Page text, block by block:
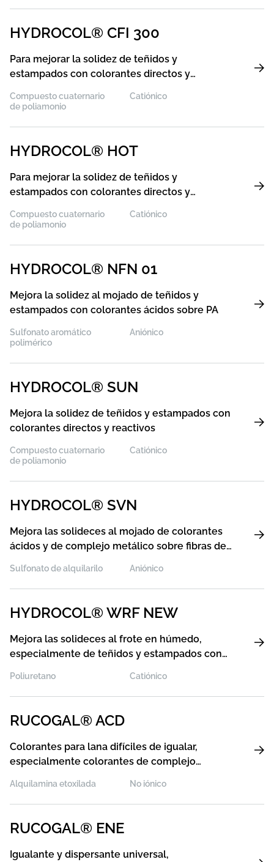
HYDROCOL® CFI 300
Para mejorar la solidez de teñidos y
estampados con colorantes directos y
solideces al cloro
Compuesto cuaternario
de poliamonio
Catiónico
HYDROCOL® HOT
Para mejorar la solidez de teñidos y
estampados con colorantes directos y
solidez al lavado a temperaturas altas
Compuesto cuaternario
de poliamonio
Catiónico
HYDROCOL® NFN 01
Mejora la solidez al mojado de teñidos y
estampados con colorantes ácidos sobre PA
Sulfonato aromático
polimérico
Aniónico
HYDROCOL® SUN
Mejora la solidez de teñidos y estampados con
colorantes directos y reactivos
Compuesto cuaternario
de poliamonio
Catiónico
HYDROCOL® SVN
Mejora las solideces al mojado de colorantes
ácidos y de complejo metálico sobre fibras de
Sulfonato de alquilarilo Aniónico
HYDROCOL® WRF NEW
Mejora las solideces al frote en húmedo,
especialmente de teñidos y estampados con
Poliuretano Catiónico
RUCOGAL® ACD
Colorantes para lana difíciles de igualar,
especialmente colorantes de complejo
Alquilamina etoxilada No iónico
RUCOGAL® ENE
Igualante y dispersante universal,